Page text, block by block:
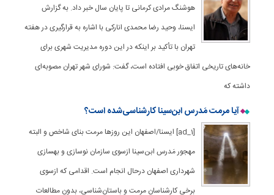
هوشنگ مرادی کرمانی تا پایان سال خبر داد. به گزارش
ایسنا، وحید رضا محمدی انارکی با اشاره به قرارگیری در هفته
تهران با تأکید بر اینکه در این دوره مدیریت شهری برای
خانه‌های تاریخی اتفاق خوبی افتاده است، گفت: شورای شهر تهران مصوبه‌ای
داشته که
آیا مرمت مَدرس ابن‌سینا کارشناسی‌شده است؟
[ad_1] ایسنا/اصفهان این روزها مرمت بنای شاخص و البته
مهجور مَدرس ابن‌سینا ازسوی سازمان نوسازی و بهسازی
شهرداری اصفهان درحال انجام است. اقدامی که ازسوی
برخی کارشناسان مرمت و باستان‌شناسی، بدون مطالعات